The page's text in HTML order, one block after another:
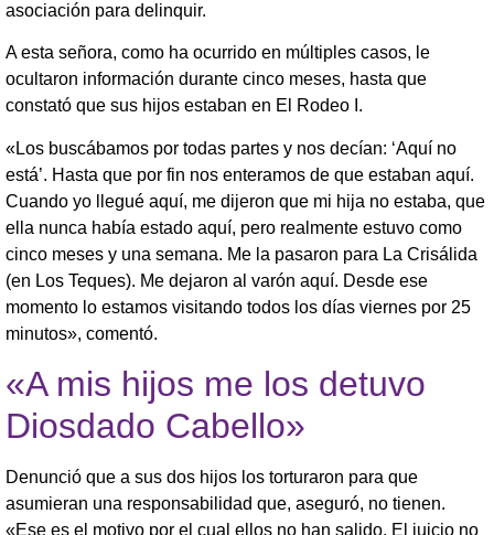
asociación para delinquir.
A esta señora, como ha ocurrido en múltiples casos, le
ocultaron información durante cinco meses, hasta que
constató que sus hijos estaban en El Rodeo I.
«Los buscábamos por todas partes y nos decían: ‘Aquí no
está’. Hasta que por fin nos enteramos de que estaban aquí.
Cuando yo llegué aquí, me dijeron que mi hija no estaba, que
ella nunca había estado aquí, pero realmente estuvo como
cinco meses y una semana. Me la pasaron para La Crisálida
(en Los Teques). Me dejaron al varón aquí. Desde ese
momento lo estamos visitando todos los días viernes por 25
minutos», comentó.
«A mis hijos me los detuvo
Diosdado Cabello»
Denunció que a sus dos hijos los torturaron para que
asumieran una responsabilidad que, aseguró, no tienen.
«Ese es el motivo por el cual ellos no han salido. El juicio no